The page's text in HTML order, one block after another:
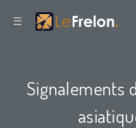
☰
Signalements